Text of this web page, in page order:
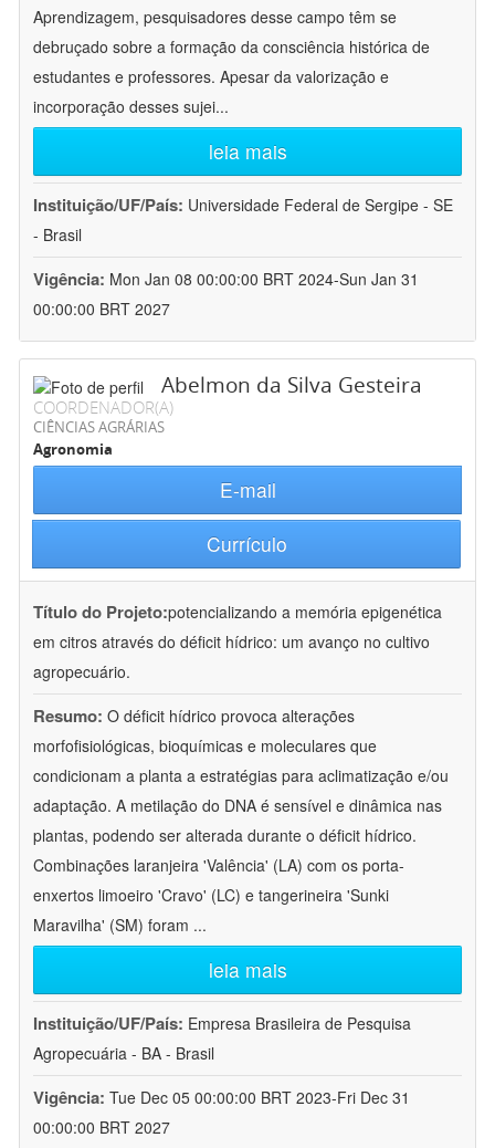
Aprendizagem, pesquisadores desse campo têm se
debruçado sobre a formação da consciência histórica de
estudantes e professores. Apesar da valorização e
incorporação desses sujei...
leia mais
Instituição/UF/País: Universidade Federal de Sergipe - SE
- Brasil
Vigência: Mon Jan 08 00:00:00 BRT 2024-Sun Jan 31
00:00:00 BRT 2027
Abelmon da Silva Gesteira
COORDENADOR(A)
CIÊNCIAS AGRÁRIAS
Agronomia
E-mail
Currículo
Título do Projeto:potencializando a memória epigenética
em citros através do déficit hídrico: um avanço no cultivo
agropecuário.
Resumo: O déficit hídrico provoca alterações
morfofisiológicas, bioquímicas e moleculares que
condicionam a planta a estratégias para aclimatização e/ou
adaptação. A metilação do DNA é sensível e dinâmica nas
plantas, podendo ser alterada durante o déficit hídrico.
Combinações laranjeira 'Valência' (LA) com os porta-
enxertos limoeiro 'Cravo' (LC) e tangerineira 'Sunki
Maravilha' (SM) foram ...
leia mais
Instituição/UF/País: Empresa Brasileira de Pesquisa
Agropecuária - BA - Brasil
Vigência: Tue Dec 05 00:00:00 BRT 2023-Fri Dec 31
00:00:00 BRT 2027